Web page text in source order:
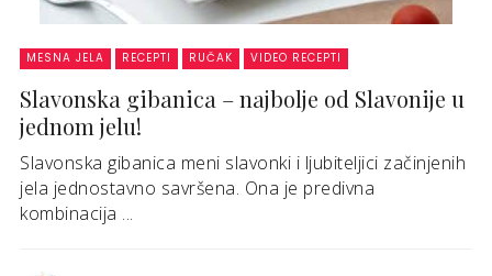
MESNA JELA RECEPTI RUČAK VIDEO RECEPTI
Slavonska gibanica – najbolje od Slavonije u
jednom jelu!
Slavonska gibanica meni slavonki i ljubiteljici začinjenih
jela jednostavno savršena. Ona je predivna
kombinacija ...